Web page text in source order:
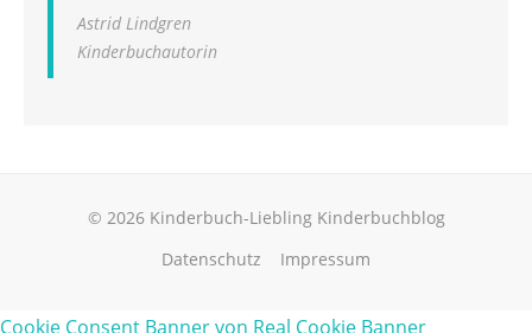
Astrid Lindgren
Kinderbuchautorin
© 2026 Kinderbuch-Liebling Kinderbuchblog
Datenschutz
Impressum
Cookie Consent Banner von Real Cookie Banner